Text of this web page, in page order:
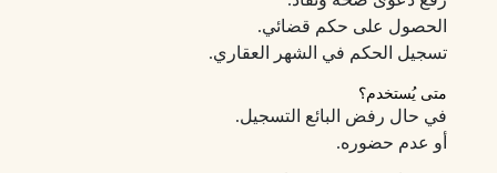
الحصول على حكم قضائي.
تسجيل الحكم في الشهر العقاري.
متى يُستخدم؟
في حال رفض البائع التسجيل.
أو عدم حضوره.